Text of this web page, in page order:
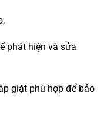
phát hiện và sửa
giặt phù hợp để bảo